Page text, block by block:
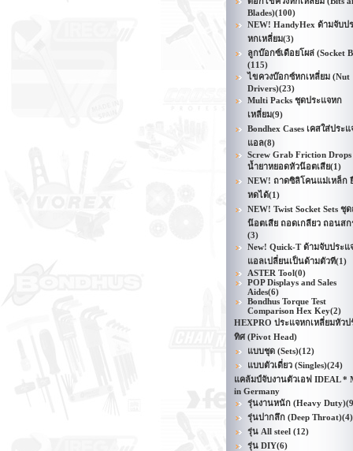
Blades)(100)
NEW! HandyHex ด้ามจับป
หกเหลี่ยม(3)
ลูกบ๊อกซ์เดือยโผล่ (Socket
(115)
ไขควงบ๊อกซ์หกเหลี่ยม (Nut
Drivers)(23)
Multi Packs ชุดประแจหก
เหลี่ยม(9)
Bondhex Cases เคสใส่ประแ
แอล(8)
Screw Grab Friction Drops
น้ำยาหยอดหัวน๊อตเสีย(1)
NEW! ถาดซิลิโคนแม่เหล็ก
หดได้(1)
NEW! Twist Socket Sets ชุ
น๊อตเสีย ถอดเกลียว ถอนสก
(3)
New! Quick-T ด้ามจับประแ
แอลเปลี่ยนเป็นด้ามตัวที(1)
ASTER Tool(0)
POP Displays and Sales
Aides(6)
Bondhus Torque Test
Comparison Hex Key(2)
HEXPRO ประแจหกเหลี่ยมหัวป
ทิศ (Pivot Head)
แบบชุด (Sets)(12)
แบบตัวเดี่ยว (Singles)(24)
แคล้มป์จับงานตัวเอฟ IDEAL *
in Germany
รุ่นงานหนัก (Heavy Duty)
รุ่นปากลึก (Deep Throat)(4)
รุ่น All steel (12)
รุ่น DIY(6)